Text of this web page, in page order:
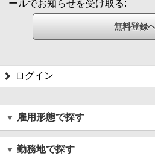
ールでお知らせを受け取る:
ログイン
雇用形態で探す
勤務地で探す